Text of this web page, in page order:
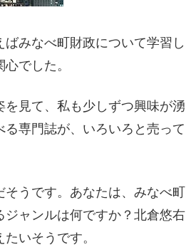
みなべ町財政について学習し
でした。
見て、私も少しずつ興味が湧
専門誌が、いろいろと売って
うです。あなたは、みなべ町
ャンルは何ですか？北倉悠右
いそうです。